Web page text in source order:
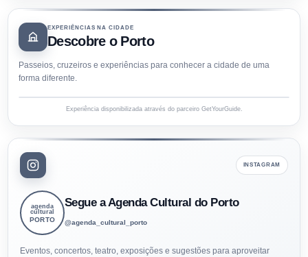
EXPERIÊNCIAS NA CIDADE
Descobre o Porto
Passeios, cruzeiros e experiências para conhecer a cidade de uma
forma diferente.
Experiência disponibilizada através do parceiro GetYourGuide.
INSTAGRAM
agenda
cultural
PORTO
Segue a Agenda Cultural do Porto
@agenda_cultural_porto
Eventos, concertos, teatro, exposições e sugestões para aproveitar